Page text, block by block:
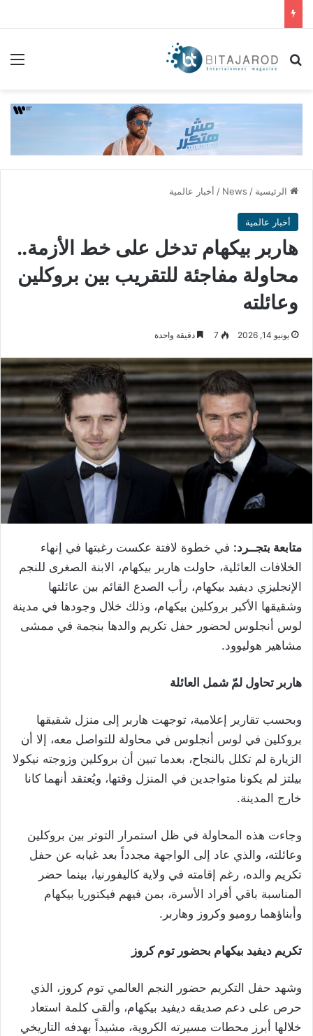
بحث عن
الرئيسية /
News
/ أخبار عالمية
أخبار عالمية
هاربر بيكهام تدخل على خط الأزمة..
محاولة مفاجئة للتقريب بين بروكلين
وعائلته
يونيو 14, 2026 7 دقيقة واحدة
متابعة بتجــرد: في خطوة لافتة عكست رغبتها في إنهاء
الخلافات العائلية، حاولت هاربر بيكهام، الابنة الصغرى للنجم
الإنجليزي ديفيد بيكهام، رأب الصدع القائم بين عائلتها
وشقيقها الأكبر بروكلين بيكهام، وذلك خلال وجودها في مدينة
لوس أنجلوس لحضور حفل تكريم والدها بنجمة في ممشى
مشاهير هوليوود.
هاربر تحاول لمّ شمل العائلة
وبحسب تقارير إعلامية، توجهت هاربر إلى منزل شقيقها
بروكلين في لوس أنجلوس في محاولة للتواصل معه، إلا أن
الزيارة لم تكلل بالنجاح، بعدما تبين أن بروكلين وزوجته نيكولا
بيلتز لم يكونا متواجدين في المنزل وقتها، ويُعتقد أنهما كانا
خارج المدينة.
وجاءت هذه المحاولة في ظل استمرار التوتر بين بروكلين
وعائلته، والذي عاد إلى الواجهة مجدداً بعد غيابه عن حفل
تكريم والده، رغم إقامته في ولاية كاليفورنيا، بينما حضر
المناسبة باقي أفراد الأسرة، بمن فيهم فيكتوريا بيكهام
وأبناؤهما روميو وكروز وهاربر.
تكريم ديفيد بيكهام بحضور توم كروز
وشهد حفل التكريم حضور النجم العالمي توم كروز، الذي
حرص على دعم صديقه ديفيد بيكهام، وألقى كلمة استعاد
خلالها أبرز محطات مسيرته الكروية، مشيداً بهدفه التاريخي